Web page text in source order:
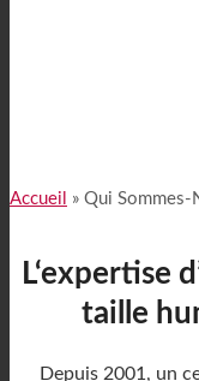
Accueil » Qui Sommes-
L‘expertise
taille
Depuis 2001, un